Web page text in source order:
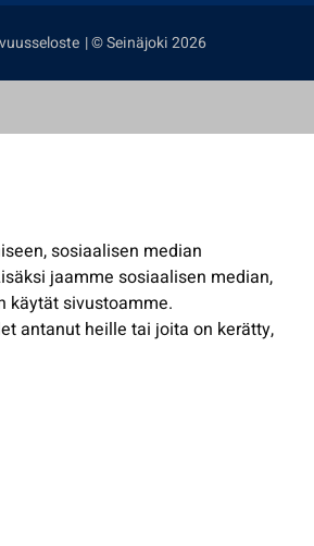
sosiaalisen median
jaamme sosiaalisen median,
käytät sivustoamme.
antanut heille tai joita on kerätty,
| © Seinäjoki 2026